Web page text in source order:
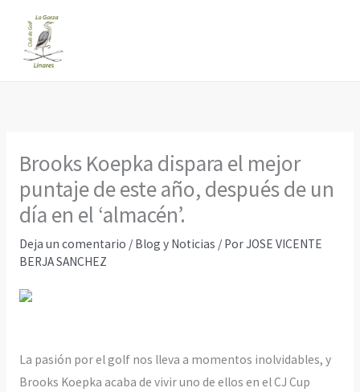
contenido
Brooks Koepka dispara el mejor
puntaje de este año, después de un
día en el ‘almacén’.
Deja un comentario / Blog y Noticias / PorJOSE VICENTE
BERJA SANCHEZ
La pasión por el golf nos lleva a momentos inolvidables, y
Brooks Koepka acaba de vivir uno de ellos en el CJ Cup